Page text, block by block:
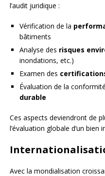
l’audit juridique :
Vérification de la
bâtiments
Analyse des risques
inondations, etc.)
Examen des
Évaluation de la
durable
Ces aspects deviendront de
l’évaluation globale d’un bien
Avec la mondialisation